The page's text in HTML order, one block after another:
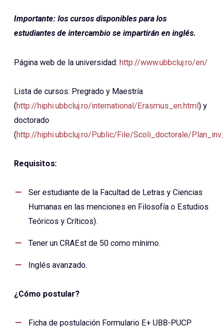
Importante: los cursos disponibles para los
estudiantes de intercambio se impartirán en inglés.
Página web de la universidad: http://www.ubbcluj.ro/en/
Lista de cursos: Pregrado y Maestría
(http://hiphi.ubbcluj.ro/international/Erasmus_en.html) y
doctorado
(http://hiphi.ubbcluj.ro/Public/File/Scoli_doctorale/
Requisitos:
Ser estudiante de la Facultad de Letras y Ciencias
Humanas en las menciones en Filosofía o Estudios
Teóricos y Críticos).
Tener un CRAEst de 50 como mínimo.
Inglés avanzado.
¿Cómo postular?
Ficha de postulación Formulario E+ UBB-PUCP